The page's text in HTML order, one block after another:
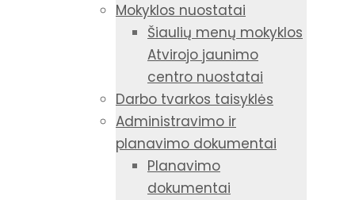
Mokyklos nuostatai
Šiaulių menų mokyklos
Atvirojo jaunimo
centro nuostatai
Darbo tvarkos taisyklės
Administravimo ir
planavimo dokumentai
Planavimo
dokumentai